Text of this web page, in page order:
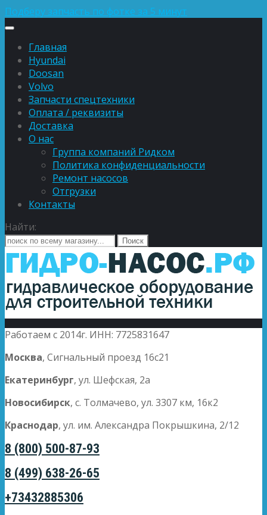
Подберу запчасть по фотке за 5 минут
Главная
Hyundai
Doosan
Volvo
Запчасти спецтехники
Оплата / реквизиты
Доставка
О нас
Группа компаний Ридком
Политика конфиденциальности
Ремонт насосов
Отгрузки
Контакты
Найти:
Работаем с 2014г. ИНН: 7725831647
Москва, Сигнальный проезд 16с21
Екатеринбург, ул. Шефская, 2а
Новосибирск, с. Толмачево, ул. 3307 км, 16к2
Краснодар, ул. им. Александра Покрышкина, 2/12
8 (800) 500-87-93
8 (499) 638-26-65
+73432885306